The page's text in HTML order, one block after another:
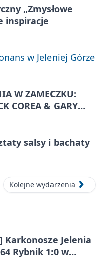
„Zmysłowe
inspiracje
w Jeleniej Górze
W ZAMECZKU:
COREA & GARY
salsy i bachaty
Kolejne wydarzenia
Karkonosze Jelenia
Rybnik 1:0 w